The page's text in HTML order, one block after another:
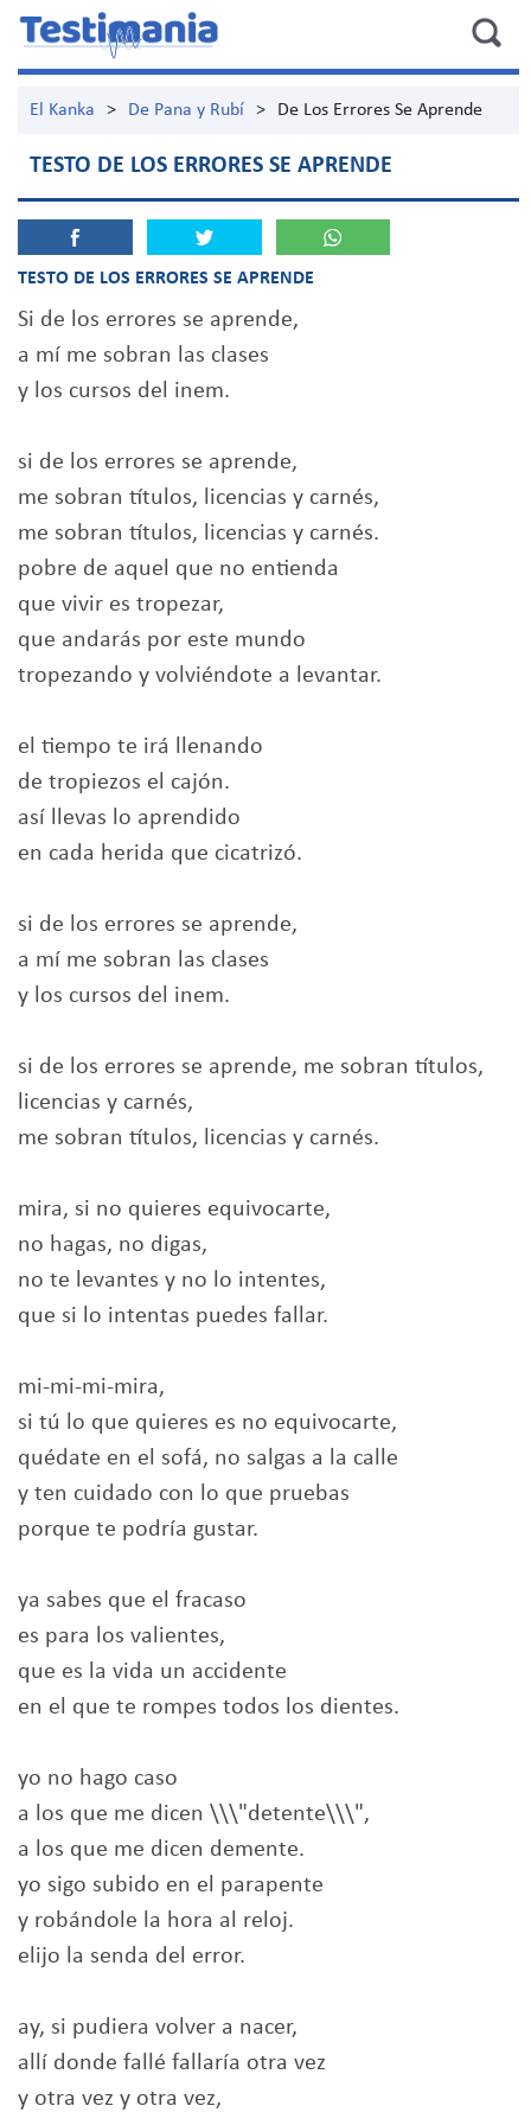
El Kanka > De Pana y Rubí > De Los Errores Se Aprende
TESTO DE LOS ERRORES SE APRENDE
TESTO DE LOS ERRORES SE APRENDE
Si de los errores se aprende,
a mí me sobran las clases
y los cursos del inem.
si de los errores se aprende,
me sobran títulos, licencias y carnés,
me sobran títulos, licencias y carnés.
pobre de aquel que no entienda
que vivir es tropezar,
que andarás por este mundo
tropezando y volviéndote a levantar.
el tiempo te irá llenando
de tropiezos el cajón.
así llevas lo aprendido
en cada herida que cicatrizó.
si de los errores se aprende,
a mí me sobran las clases
y los cursos del inem.
si de los errores se aprende, me sobran títulos,
licencias y carnés,
me sobran títulos, licencias y carnés.
mira, si no quieres equivocarte,
no hagas, no digas,
no te levantes y no lo intentes,
que si lo intentas puedes fallar.
mi-mi-mi-mira,
si tú lo que quieres es no equivocarte,
quédate en el sofá, no salgas a la calle
y ten cuidado con lo que pruebas
porque te podría gustar.
ya sabes que el fracaso
es para los valientes,
que es la vida un accidente
en el que te rompes todos los dientes.
yo no hago caso
a los que me dicen \\\"detente\\\",
a los que me dicen demente.
yo sigo subido en el parapente
y robándole la hora al reloj.
elijo la senda del error.
ay, si pudiera volver a nacer,
allí donde fallé fallaría otra vez
y otra vez y otra vez,